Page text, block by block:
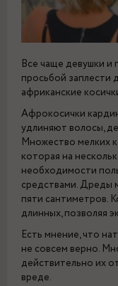
Все чаще девушки и
просьбой заплести
африканские
Афрокосички
удлиняют волосы,
Множество мелких
которая на
необходимости
средствами. Дреды
пяти сантиметров.
длинных, позволяя
Есть мнение, что
не совсем верно.
действительно их
вреде.